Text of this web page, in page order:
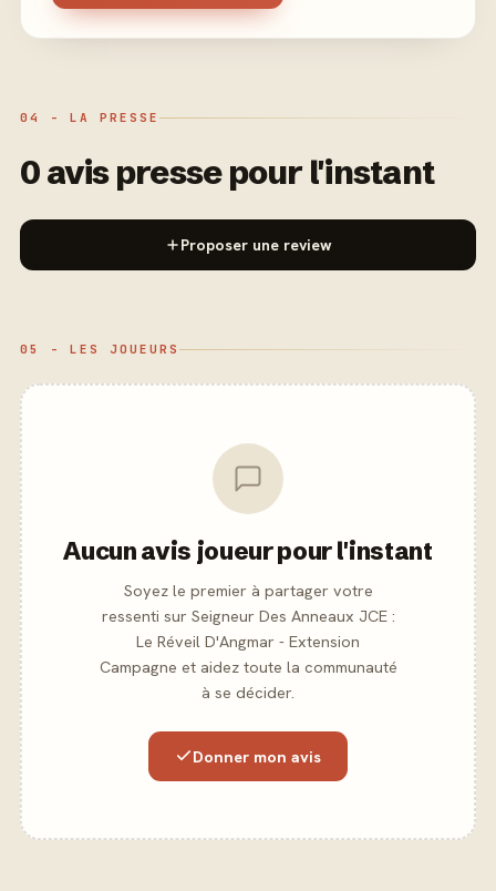
04 - LA PRESSE
0 avis presse pour l'instant
Proposer une review
05 - LES JOUEURS
Aucun avis joueur pour l'instant
Soyez le premier à partager votre
ressenti sur Seigneur Des Anneaux JCE :
Le Réveil D'Angmar - Extension
Campagne et aidez toute la communauté
à se décider.
Donner mon avis